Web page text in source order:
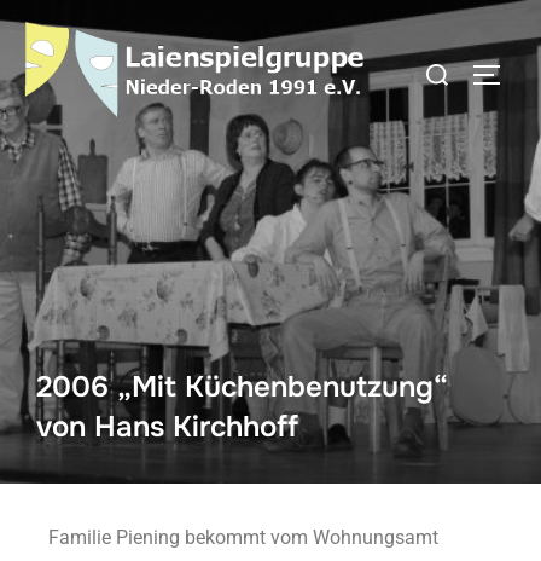
2006 „Mit Küchenbenutzung“
von Hans Kirchhoff
Familie Piening bekommt vom Wohnungsamt